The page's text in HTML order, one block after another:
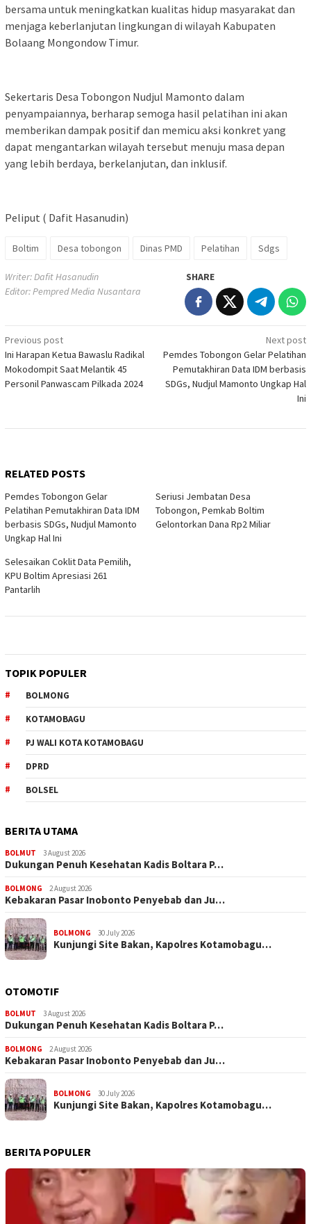
bersama untuk meningkatkan kualitas hidup masyarakat dan
menjaga keberlanjutan lingkungan di wilayah Kabupaten
Bolaang Mongondow Timur.
Sekertaris Desa Tobongon Nudjul Mamonto dalam
penyampaiannya, berharap semoga hasil pelatihan ini akan
memberikan dampak positif dan memicu aksi konkret yang
dapat mengantarkan wilayah tersebut menuju masa depan
yang lebih berdaya, berkelanjutan, dan inklusif.
Peliput ( Dafit Hasanudin)
Boltim Desa tobongon Dinas PMD Pelatihan Sdgs
Writer: Dafit Hasanudin
Editor: Pempred Media Nusantara
SHARE
Post
navigation
Previous post
Ini Harapan Ketua Bawaslu Radikal
Mokodompit Saat Melantik 45
Personil Panwascam Pilkada 2024
Next post
Pemdes Tobongon Gelar Pelatihan
Pemutakhiran Data IDM berbasis
SDGs, Nudjul Mamonto Ungkap Hal
Ini
RELATED POSTS
Pemdes Tobongon Gelar
Pelatihan Pemutakhiran Data IDM
berbasis SDGs, Nudjul Mamonto
Ungkap Hal Ini
Seriusi Jembatan Desa
Tobongon, Pemkab Boltim
Gelontorkan Dana Rp2 Miliar
Selesaikan Coklit Data Pemilih,
KPU Boltim Apresiasi 261
Pantarlih
TOPIK POPULER
BOLMONG
KOTAMOBAGU
PJ WALI KOTA KOTAMOBAGU
DPRD
BOLSEL
BERITA UTAMA
BOLMUT 3 August 2026
Dukungan Penuh Kesehatan Kadis Boltara P…
BOLMONG 2 August 2026
Kebakaran Pasar Inobonto Penyebab dan Ju…
BOLMONG 30 July 2026
Kunjungi Site Bakan, Kapolres Kotamobagu…
OTOMOTIF
BOLMUT 3 August 2026
Dukungan Penuh Kesehatan Kadis Boltara P…
BOLMONG 2 August 2026
Kebakaran Pasar Inobonto Penyebab dan Ju…
BOLMONG 30 July 2026
Kunjungi Site Bakan, Kapolres Kotamobagu…
BERITA POPULER